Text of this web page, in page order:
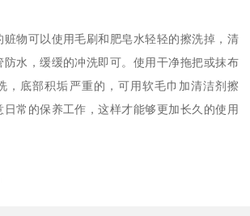
可以使用毛刷和肥皂水轻轻的擦洗掉，清
防水，缓缓的冲洗即可。使用干净拖把或抹布
，底部积垢严重的，可用软毛巾加清洁剂擦
常的保养工作，这样才能够更加长久的使用